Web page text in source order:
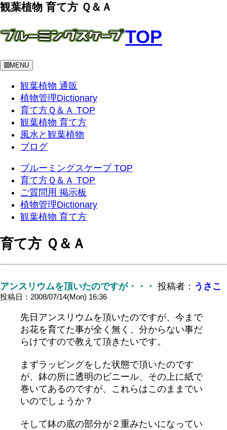
観葉植物 育て方 Ｑ＆Ａ
TOP
MENU
観葉植物 通販
植物管理Dictionary
育て方Ｑ＆Ａ TOP
観葉植物 育て方
風水と観葉植物
ブログ
ブルーミングスケープ TOP
育て方Ｑ＆Ａ TOP
ご質問用 掲示板
植物管理Dictionary
観葉植物 育て方
育て方 Ｑ＆Ａ
アンスリウムを頂いたのですが・・・ 投稿者： うさこ
投稿日：2008/07/14(Mon) 16:36
先日アンスリウムを頂いたのですが、今まで
お花を育てた事が全く無く、分からない事だ
らけですので教えて頂きたいです。
まずラッピングをした状態で頂いたのです
が、鉢の所に透明のビニール、その上に紙で
巻いてあるのですが、これらはこのままでい
いのでしょうか？
そして鉢の底の部分が２重みたいになってい